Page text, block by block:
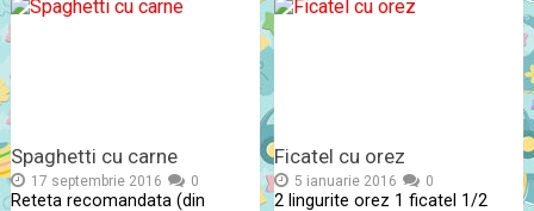
Spaghetti cu carne
17 septembrie 2016 0
Reteta recomandata (din
Ficatel cu orez
5 ianuarie 2016 0
2 lingurite orez 1 ficatel 1/2